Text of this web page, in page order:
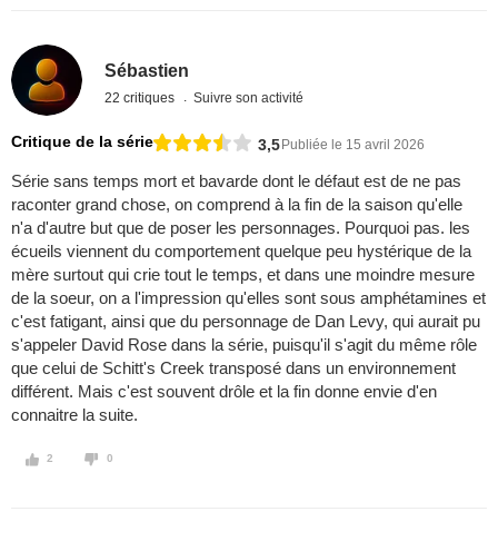
Sébastien
22 critiques Suivre son activité
Critique de la série 3,5Publiée le 15 avril 2026
Série sans temps mort et bavarde dont le défaut est de ne pas
raconter grand chose, on comprend à la fin de la saison qu'elle
n'a d'autre but que de poser les personnages. Pourquoi pas. les
écueils viennent du comportement quelque peu hystérique de la
mère surtout qui crie tout le temps, et dans une moindre mesure
de la soeur, on a l'impression qu'elles sont sous amphétamines et
c'est fatigant, ainsi que du personnage de Dan Levy, qui aurait pu
s'appeler David Rose dans la série, puisqu'il s'agit du même rôle
que celui de Schitt's Creek transposé dans un environnement
différent. Mais c'est souvent drôle et la fin donne envie d'en
connaitre la suite.
2 0